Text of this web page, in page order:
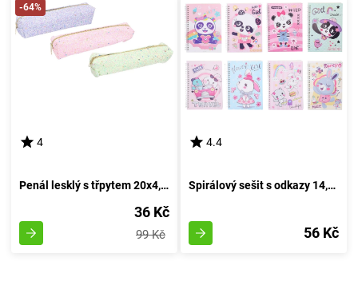
-64%
4
Penál lesklý s třpytem 20x4,5x4,5 cm
36 Kč
99 Kč
4.4
Spirálový sešit s odkazy 14,5x20,5 cm, 80 stránek - KOMBINACE
56 Kč